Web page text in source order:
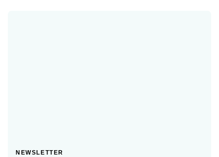
NEWSLETTER